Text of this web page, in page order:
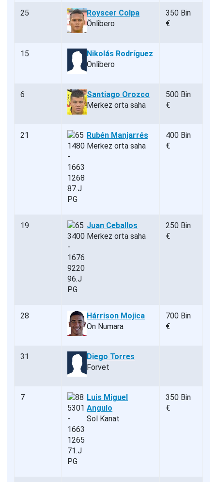
25
Royscer Colpa
Önlibero
350 Bin
€
15
Nikolás Rodríguez
Önlibero
6
Santiago Orozco
Merkez orta saha
500 Bin
€
21
Rubén Manjarrés
Merkez orta saha
400 Bin
€
19
Juan Ceballos
Merkez orta saha
250 Bin
€
28
Hárrison Mojica
On Numara
700 Bin
€
31
Diego Torres
Forvet
7
Luis Miguel
Angulo
Sol Kanat
350 Bin
€